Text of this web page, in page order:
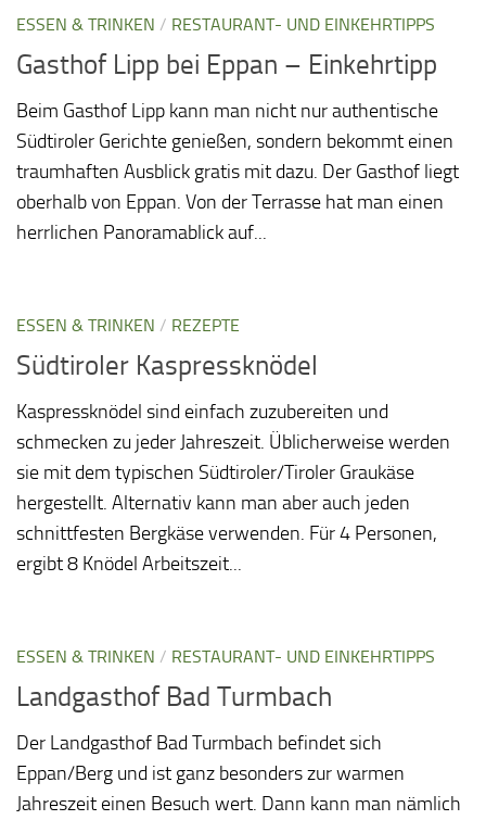
ESSEN & TRINKEN / RESTAURANT- UND EINKEHRTIPPS
Gasthof Lipp bei Eppan – Einkehrtipp
Beim Gasthof Lipp kann man nicht nur authentische
Südtiroler Gerichte genießen, sondern bekommt einen
traumhaften Ausblick gratis mit dazu. Der Gasthof liegt
oberhalb von Eppan. Von der Terrasse hat man einen
herrlichen Panoramablick auf...
ESSEN & TRINKEN / REZEPTE
Südtiroler Kaspressknödel
Kaspressknödel sind einfach zuzubereiten und
schmecken zu jeder Jahreszeit. Üblicherweise werden
sie mit dem typischen Südtiroler/Tiroler Graukäse
hergestellt. Alternativ kann man aber auch jeden
schnittfesten Bergkäse verwenden. Für 4 Personen,
ergibt 8 Knödel Arbeitszeit...
ESSEN & TRINKEN / RESTAURANT- UND EINKEHRTIPPS
Landgasthof Bad Turmbach
Der Landgasthof Bad Turmbach befindet sich
Eppan/Berg und ist ganz besonders zur warmen
Jahreszeit einen Besuch wert. Dann kann man nämlich